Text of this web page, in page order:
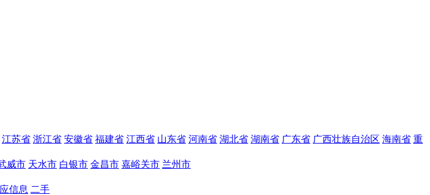
江苏省 浙江省 安徽省 福建省 江西省 山东省 河南省 湖北省 湖南省 广东省 广西壮族自治区 海南省 重
威市 天水市 白银市 金昌市 嘉峪关市 兰州市
信息 二手